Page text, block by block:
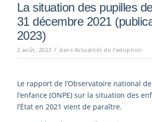
La situation des pupilles
31 décembre 2021
2023)
2 août, 2023 / dans Actualités de l'adoption
Le rapport de l’Observatoire national
l’enfance (ONPE) sur la situation des
l’État en 2021 vient de paraître.